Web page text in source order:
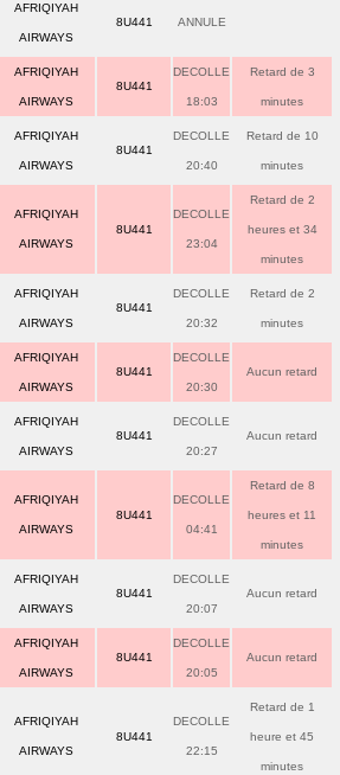
AFRIQIYAH
AIRWAYS
8U441 ANNULE
AFRIQIYAH
AIRWAYS
8U441
DECOLLE
18:03
Retard de 3
minutes
AFRIQIYAH
AIRWAYS
8U441
DECOLLE
20:40
Retard de 10
minutes
AFRIQIYAH
AIRWAYS
8U441
DECOLLE
23:04
Retard de 2
heures et 34
minutes
AFRIQIYAH
AIRWAYS
8U441
DECOLLE
20:32
Retard de 2
minutes
AFRIQIYAH
AIRWAYS
8U441
DECOLLE
20:30
Aucun retard
AFRIQIYAH
AIRWAYS
8U441
DECOLLE
20:27
Aucun retard
AFRIQIYAH
AIRWAYS
8U441
DECOLLE
04:41
Retard de 8
heures et 11
minutes
AFRIQIYAH
AIRWAYS
8U441
DECOLLE
20:07
Aucun retard
AFRIQIYAH
AIRWAYS
8U441
DECOLLE
20:05
Aucun retard
AFRIQIYAH
AIRWAYS
8U441
DECOLLE
22:15
Retard de 1
heure et 45
minutes